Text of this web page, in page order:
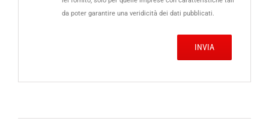
da poter garantire una veridicità dei dati pubblicati.